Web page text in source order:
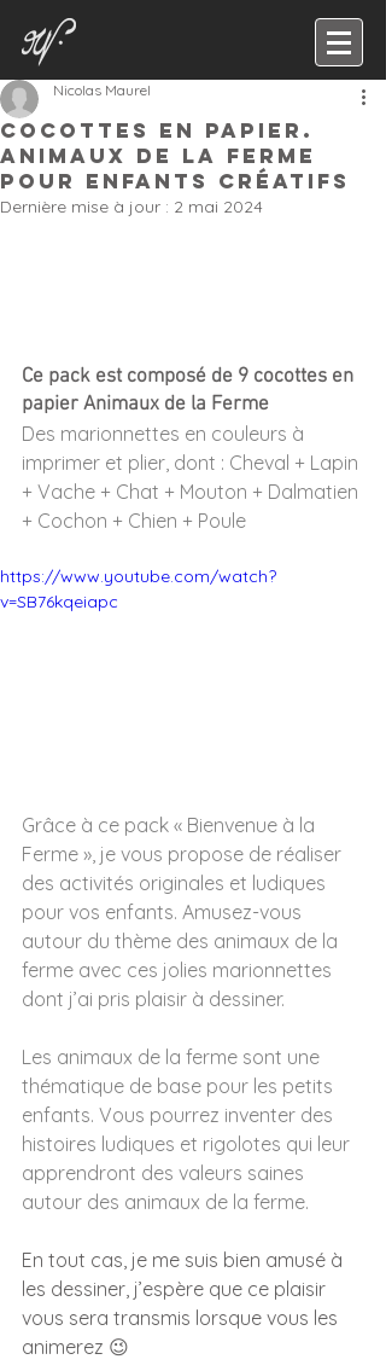
Cocottes en papier.
Animaux de la Ferme
pour enfants créatifs
Nicolas Maurel
Dernière mise à jour : 2 mai 2024
Ce pack est composé de 9 cocottes en
papier Animaux de la Ferme
Des marionnettes en couleurs à
imprimer et plier, dont : Cheval + Lapin
+ Vache + Chat + Mouton + Dalmatien
+ Cochon + Chien + Poule
https://www.youtube.com/watch?
v=SB76kqeiapc
Grâce à ce pack « Bienvenue à la
Ferme », je vous propose de réaliser
des activités originales et ludiques
pour vos enfants. Amusez-vous
autour du thème des animaux de la
ferme avec ces jolies marionnettes
dont j’ai pris plaisir à dessiner.
Les animaux de la ferme sont une
thématique de base pour les petits
enfants. Vous pourrez inventer des
histoires ludiques et rigolotes qui leur
apprendront des valeurs saines
autour des animaux de la ferme.
En tout cas, je me suis bien amusé à
les dessiner, j’espère que ce plaisir
vous sera transmis lorsque vous les
animerez 😉